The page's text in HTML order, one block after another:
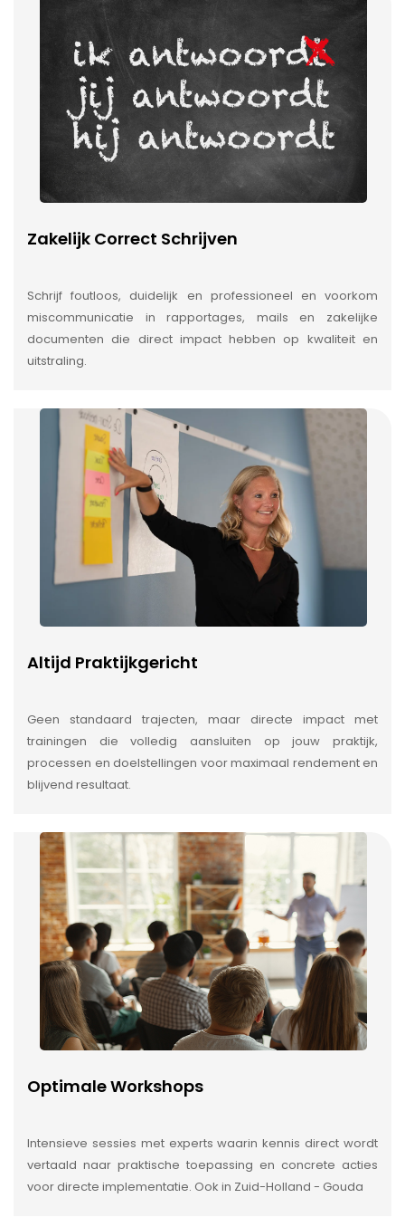
Zakelijk Correct Schrijven
Schrijf foutloos, duidelijk en professioneel en voorkom
miscommunicatie in rapportages, mails en zakelijke
documenten die direct impact hebben op kwaliteit en
uitstraling.
Altijd Praktijkgericht
Geen standaard trajecten, maar directe impact met
trainingen die volledig aansluiten op jouw praktijk,
processen en doelstellingen voor maximaal rendement en
blijvend resultaat.
Optimale Workshops
Intensieve sessies met experts waarin kennis direct wordt
vertaald naar praktische toepassing en concrete acties
voor directe implementatie. Ook in Zuid-Holland - Gouda